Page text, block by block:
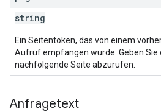
string
Ein Seitentoken, das von einem
Aufruf empfangen wurde. Geben Sie
nachfolgende Seite abzurufen.
Anfragetext